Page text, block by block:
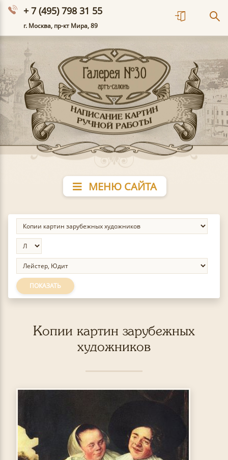
+ 7 (495) 798 31 55
г. Москва, пр-кт Мира, 89
МЕНЮ САЙТА
ПОКАЗАТЬ
Копии картин зарубежных
художников